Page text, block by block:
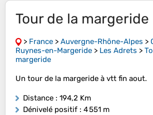
Tour de la margeride
> France > Auvergne-Rhône-Alpes >
Ruynes-en-Margeride > Les Adrets >
margeride
Un tour de la margeride à vtt fin aout.
Distance : 194,2 Km
Dénivelé positif : 4 551 m